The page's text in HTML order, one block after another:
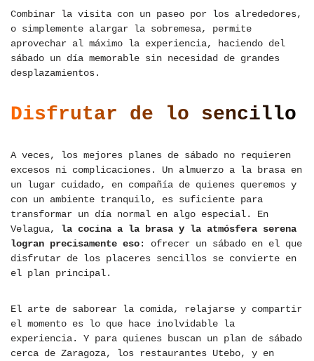
Combinar la visita con un paseo por los alrededores,
o simplemente alargar la sobremesa, permite
aprovechar al máximo la experiencia, haciendo del
sábado un día memorable sin necesidad de grandes
desplazamientos.
Disfrutar de lo sencillo
A veces, los mejores planes de sábado no requieren
excesos ni complicaciones. Un almuerzo a la brasa en
un lugar cuidado, en compañía de quienes queremos y
con un ambiente tranquilo, es suficiente para
transformar un día normal en algo especial. En
Velagua, la cocina a la brasa y la atmósfera serena
logran precisamente eso: ofrecer un sábado en el que
disfrutar de los placeres sencillos se convierte en
el plan principal.
El arte de saborear la comida, relajarse y compartir
el momento es lo que hace inolvidable la
experiencia. Y para quienes buscan un plan de sábado
cerca de Zaragoza, los restaurantes Utebo, y en